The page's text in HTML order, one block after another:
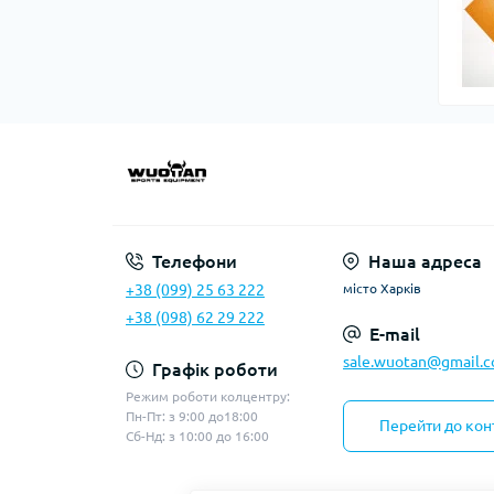
Телефони
+38 (099) 25 63 222
+38 (098) 62 29 222
Графік роботи
Режим роботи колцентру:
Пн-Пт: з 9:00 до18:00
Сб-Нд: з 10:00 до 16:00
Наша адреса
місто Харків
E-mail
Перейти до